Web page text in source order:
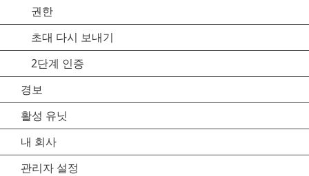
권한
초대 다시 보내기
2단계 인증
경보
활성 유닛
내 회사
관리자 설정